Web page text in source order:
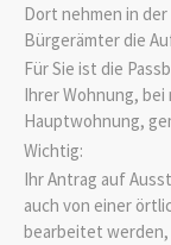
Dort nehmen in
Bürgerämter die
Für Sie ist die
Ihrer Wohnung,
Hauptwohnung,
Wichtig:
Ihr Antrag auf
auch von einer
bearbeitet werden,